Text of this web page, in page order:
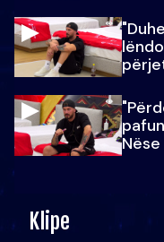
Klipe